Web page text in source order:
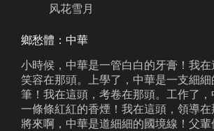
风花雪月
鄉愁體：中華
小時候，中華是一管白白的牙膏！我在
笑容在那頭。上學了，中華是一支細細
筆！我在這頭，考卷在那頭。工作了，
一條條紅紅的香煙！我在這頭，領導在
將來啊，中華是道細細的國境線！父輩